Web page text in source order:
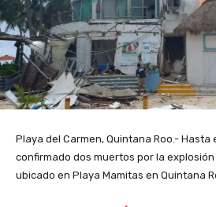
Playa del Carmen, Quintana Roo.- Hasta
confirmado dos muertos por la
ubicado en Playa Mamitas en Quintana